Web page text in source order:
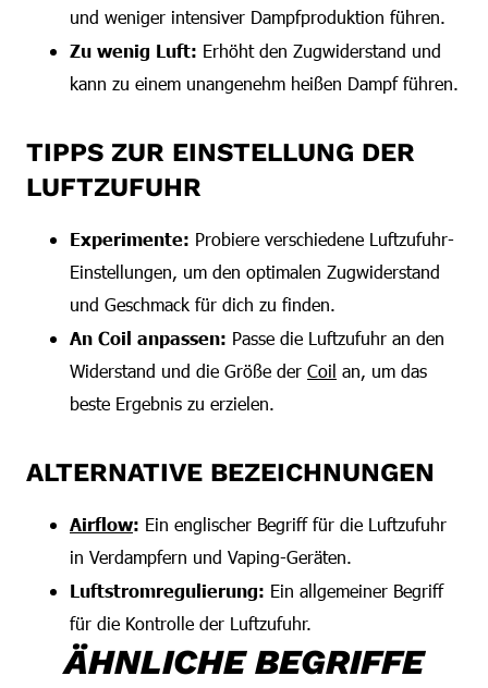
und weniger intensiver Dampfproduktion führen.
Zu wenig Luft: Erhöht den Zugwiderstand und
kann zu einem unangenehm heißen Dampf führen.
TIPPS ZUR EINSTELLUNG DER
LUFTZUFUHR
Experimente: Probiere verschiedene Luftzufuhr-
Einstellungen, um den optimalen Zugwiderstand
und Geschmack für dich zu finden.
An Coil anpassen: Passe die Luftzufuhr an den
Widerstand und die Größe der Coil an, um das
beste Ergebnis zu erzielen.
ALTERNATIVE BEZEICHNUNGEN
Airflow: Ein englischer Begriff für die Luftzufuhr
in Verdampfern und Vaping-Geräten.
Luftstromregulierung: Ein allgemeiner Begriff
für die Kontrolle der Luftzufuhr.
ÄHNLICHE BEGRIFFE